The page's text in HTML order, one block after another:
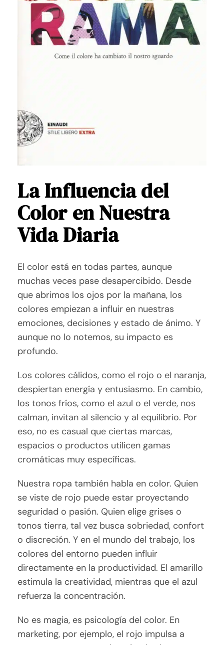
La Influencia del
Color en Nuestra
Vida Diaria
El color está en todas partes, aunque
muchas veces pase desapercibido. Desde
que abrimos los ojos por la mañana, los
colores empiezan a influir en nuestras
emociones, decisiones y estado de ánimo. Y
aunque no lo notemos, su impacto es
profundo.
Los colores cálidos, como el rojo o el naranja,
despiertan energía y entusiasmo. En cambio,
los tonos fríos, como el azul o el verde, nos
calman, invitan al silencio y al equilibrio. Por
eso, no es casual que ciertas marcas,
espacios o productos utilicen gamas
cromáticas muy específicas.
Nuestra ropa también habla en color. Quien
se viste de rojo puede estar proyectando
seguridad o pasión. Quien elige grises o
tonos tierra, tal vez busca sobriedad, confort
o discreción. Y en el mundo del trabajo, los
colores del entorno pueden influir
directamente en la productividad. El amarillo
estimula la creatividad, mientras que el azul
refuerza la concentración.
No es magia, es psicología del color. En
marketing, por ejemplo, el rojo impulsa a